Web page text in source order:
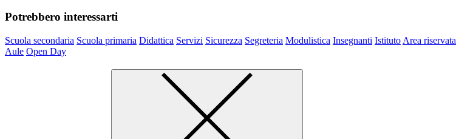
Potrebbero interessarti
Scuola secondaria Scuola primaria Didattica Servizi Sicurezza Segreteria Modulistica Insegnanti Istituto Area riservata
Aule Open Day